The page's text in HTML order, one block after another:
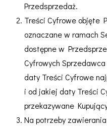
Przedsprzedaż.
Treści Cyfrowe objęte
oznaczane w ramach
dostępne w
Cyfrowych
daty Treści Cyfrowe
i od jakiej daty Treści
przekazywane
Na potrzeby